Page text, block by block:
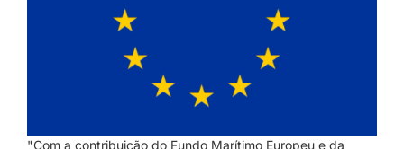
"Com a contribuição do Fundo Marítimo Europeu e da